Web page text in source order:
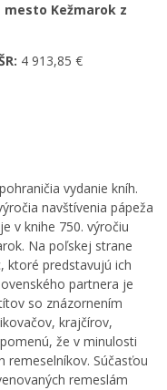
Kežmarok z
4 913,85 €
vydanie kníh.
navštívenia pápeža
v knihe 750. výročiu
Na poľskej strane
ktoré predstavujú ich
partnera je
so znázornením
krajčírov,
že v minulosti
remeselníkov. Súčasťou
remeslám